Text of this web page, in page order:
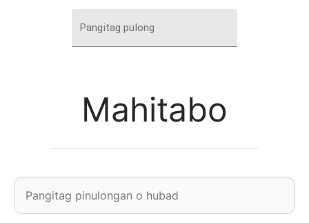
Pangitag pulong
Mahitabo